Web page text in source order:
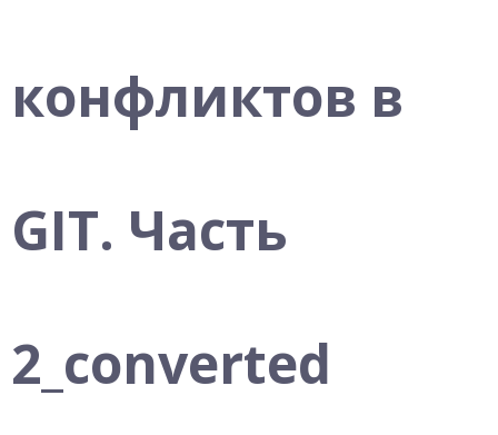
конфликтов в
GIT. Часть
2_converted